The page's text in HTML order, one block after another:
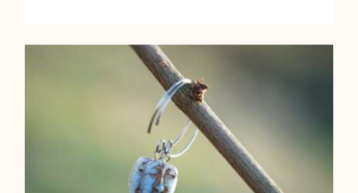
Edelstahlohrringe gehämmert